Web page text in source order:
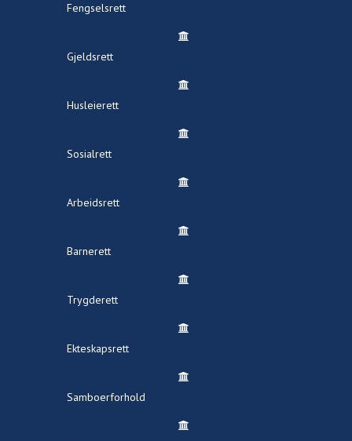
Fengselsrett
Gjeldsrett
Husleierett
Sosialrett
Arbeidsrett
Barnerett
Trygderett
Ekteskapsrett
Samboerforhold